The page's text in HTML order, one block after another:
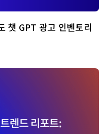
챗 GPT 광고 인벤토리